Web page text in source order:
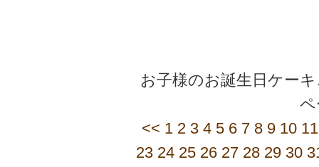
お子様のお誕生日ケー
<< 1 2 3 4 5 6 7 8 9 10 11
23 24 25 26 27 28 29 30